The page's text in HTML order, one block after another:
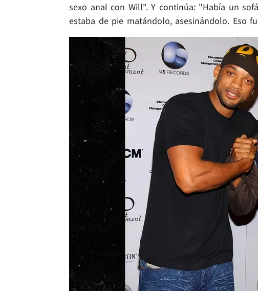
sexo anal con Will". Y continúa: "Había un
estaba de pie matándolo, asesinándolo. Eso